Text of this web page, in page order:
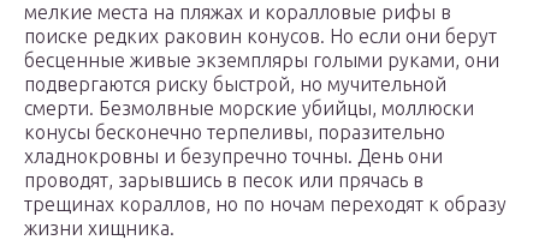
мелкие места на пляжах и коралловые рифы в
поиске редких раковин конусов. Но если они берут
бесценные живые экземпляры голыми руками, они
подвергаются риску быстрой, но мучительной
смерти. Безмолвные морские убийцы, моллюски
конусы бесконечно терпеливы, поразительно
хладнокровны и безупречно точны. День они
проводят, зарывшись в песок или прячась в
трещинах кораллов, но по ночам переходят к образу
жизни хищника.